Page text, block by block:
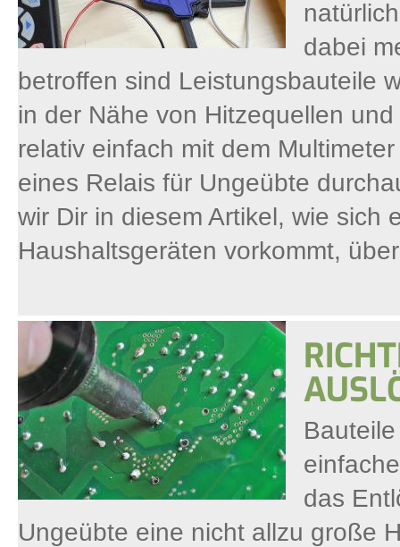
dabei
betroffen sind Leistungsbauteile
in der Nähe von Hitzequellen
relativ einfach mit dem
eines Relais für Ungeübte
wir Dir in diesem Artikel, wie sich
Haushaltsgeräten vorkommt,
das
Ungeübte eine nicht allzu große